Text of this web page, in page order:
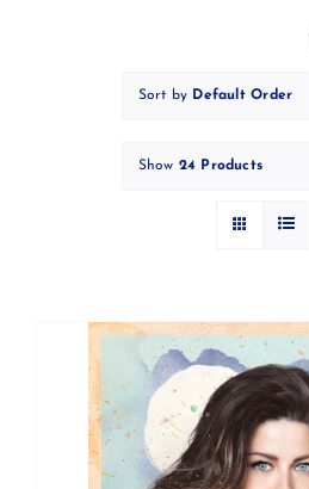
Sort by Default Order
Show 24 Products